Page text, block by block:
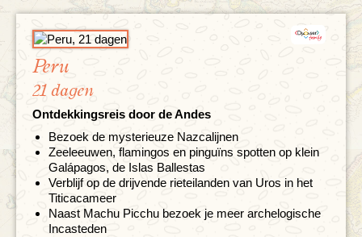
Peru
21 dagen
Ontdekkingsreis door de Andes
Bezoek de mysterieuze Nazcalijnen
Zeeleeuwen, flamingos en pinguïns spotten op klein
Galápagos, de Islas Ballestas
Verblijf op de drijvende rieteilanden van Uros in het
Titicacameer
Naast Machu Picchu bezoek je meer archelogische
Incasteden